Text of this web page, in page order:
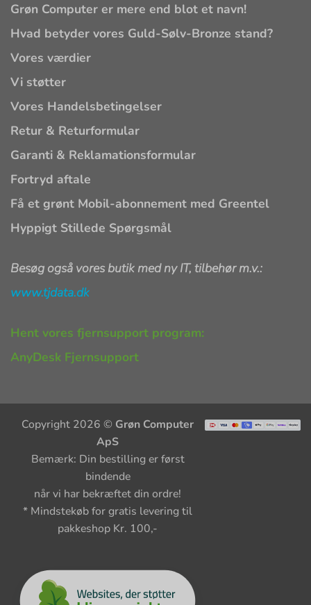
Grøn Computer er mere end blot et navn!
Hvad betyder vores Guld-Sølv-Bronze stand?
Vores værdier
Vi støtter
Vores Handelsbetingelser
Retur & Returformular
Garanti & Reklamationsformular
Fortryd aftale
Få et grønt Mobil-abonnement med Greentel
Hyppigt Stillede Spørgsmål
Besøg også vores butik med ny IT, tilbehør m.v.:
www.tjdata.dk
Hent vores fjernsupport program:
AnyDesk Fjernsupport
Copyright 2026 © Grøn Computer
ApS
Bemærk: Din bestilling er først
bindende
når vi har bekræftet din ordre!
* Mindstekøb for gratis levering til
pakkeshop Kr. 100,-